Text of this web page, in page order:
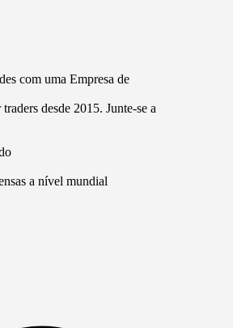
com uma Empresa de
desde 2015. Junte-se a
a nível mundial